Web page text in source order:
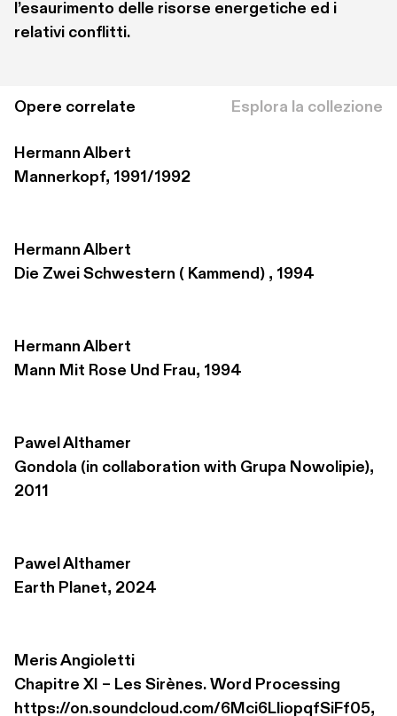
l’esaurimento delle risorse energetiche ed i
relativi conflitti.
Opere correlate Esplora la collezione
Hermann Albert
Mannerkopf, 1991/1992
Hermann Albert
Die Zwei Schwestern ( Kammend) , 1994
Hermann Albert
Mann Mit Rose Und Frau, 1994
Pawel Althamer
Gondola (in collaboration with Grupa Nowolipie),
2011
Pawel Althamer
Earth Planet, 2024
Meris Angioletti
Chapitre XI – Les Sirènes. Word Processing
https://on.soundcloud.com/6Mci6LliopqfSiFf05,